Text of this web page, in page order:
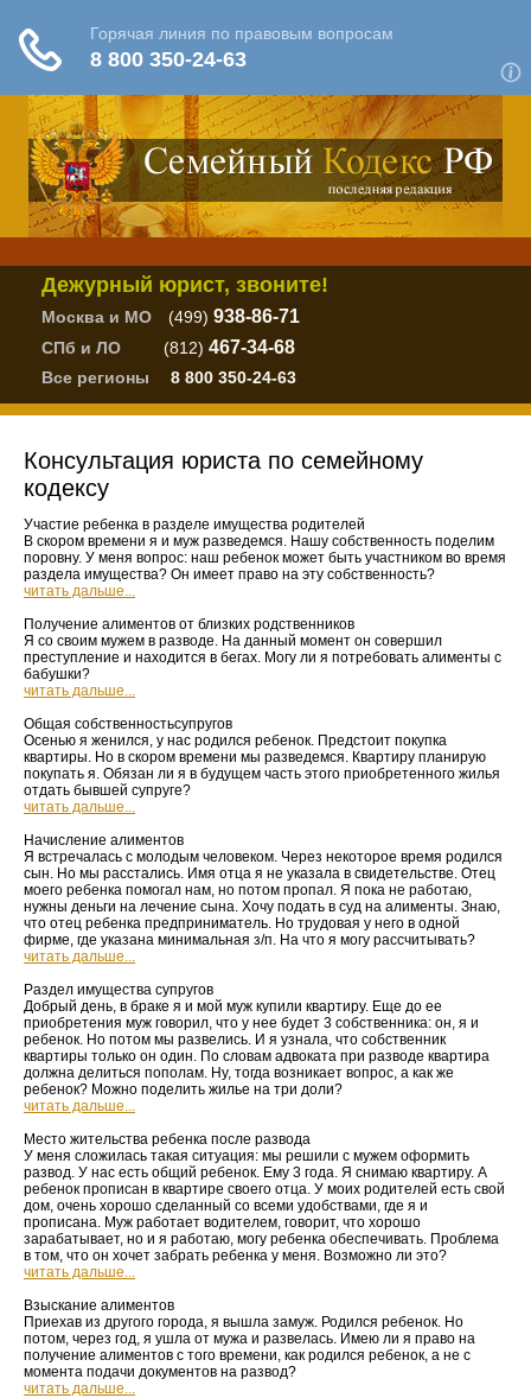
Дежурный юрист, звоните!
Москва и МО (499) 938-86-71
СПб и ЛО (812) 467-34-68
Все регионы 8 800 350-24-63
Консультация юриста по семейному
кодексу
Участие ребенка в разделе имущества родителей
В скором времени я и муж разведемся. Нашу собственность поделим
поровну. У меня вопрос: наш ребенок может быть участником во время
раздела имущества? Он имеет право на эту собственность?
читать дальше...
Получение алиментов от близких родственников
Я со своим мужем в разводе. На данный момент он совершил
преступление и находится в бегах. Могу ли я потребовать алименты с
бабушки?
читать дальше...
Общая собственностьсупругов
Осенью я женился, у нас родился ребенок. Предстоит покупка
квартиры. Но в скором времени мы разведемся. Квартиру планирую
покупать я. Обязан ли я в будущем часть этого приобретенного жилья
отдать бывшей супруге?
читать дальше...
Начисление алиментов
Я встречалась с молодым человеком. Через некоторое время родился
сын. Но мы расстались. Имя отца я не указала в свидетельстве. Отец
моего ребенка помогал нам, но потом пропал. Я пока не работаю,
нужны деньги на лечение сына. Хочу подать в суд на алименты. Знаю,
что отец ребенка предприниматель. Но трудовая у него в одной
фирме, где указана минимальная з/п. На что я могу рассчитывать?
читать дальше...
Раздел имущества супругов
Добрый день, в браке я и мой муж купили квартиру. Еще до ее
приобретения муж говорил, что у нее будет 3 собственника: он, я и
ребенок. Но потом мы развелись. И я узнала, что собственник
квартиры только он один. По словам адвоката при разводе квартира
должна делиться пополам. Ну, тогда возникает вопрос, а как же
ребенок? Можно поделить жилье на три доли?
читать дальше...
Место жительства ребенка после развода
У меня сложилась такая ситуация: мы решили с мужем оформить
развод. У нас есть общий ребенок. Ему 3 года. Я снимаю квартиру. А
ребенок прописан в квартире своего отца. У моих родителей есть свой
дом, очень хорошо сделанный со всеми удобствами, где я и
прописана. Муж работает водителем, говорит, что хорошо
зарабатывает, но и я работаю, могу ребенка обеспечивать. Проблема
в том, что он хочет забрать ребенка у меня. Возможно ли это?
читать дальше...
Взыскание алиментов
Приехав из другого города, я вышла замуж. Родился ребенок. Но
потом, через год, я ушла от мужа и развелась. Имею ли я право на
получение алиментов с того времени, как родился ребенок, а не с
момента подачи документов на развод?
читать дальше...